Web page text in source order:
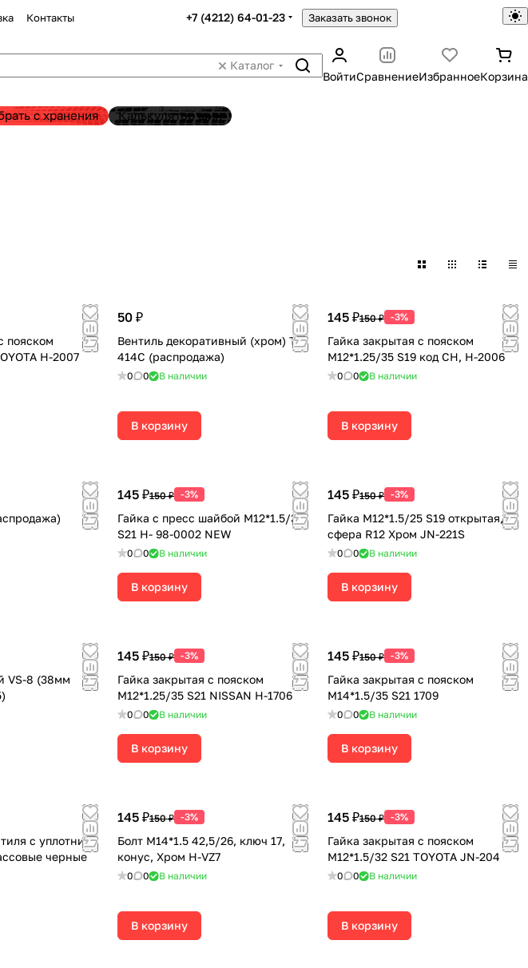
Контакты +7 (4212) 64-01-23 Заказать звонок
Каталог
ВойтиСравнениеИзбранноеКорзина
с хранения Калькулятор шин
пояском
H-2007
50 ₽
Вентиль декоративный (хром) TR
414С (распродажа)
0 0 В наличии
В корзину
145 ₽150 ₽ -3%
Гайка закрытая с пояском
М12*1.25/35 S19 код CH, H-2006
0 0 В наличии
В корзину
145 ₽150 ₽ -3%
Гайка с пресс шайбой М12*1.5/37
S21 H- 98-0002 NEW
0 0 В наличии
В корзину
145 ₽150 ₽ -3%
Гайка М12*1.5/25 S19 открытая,
сфера R12 Хром JN-221S
0 0 В наличии
В корзину
VS-8 (38мм
145 ₽150 ₽ -3%
Гайка закрытая с пояском
М12*1.25/35 S21 NISSAN H-1706
0 0 В наличии
В корзину
145 ₽150 ₽ -3%
Гайка закрытая с пояском
М14*1.5/35 S21 1709
0 0 В наличии
В корзину
с уплотнит.
черные
145 ₽150 ₽ -3%
Болт M14*1.5 42,5/26, ключ 17,
конус, Хром H-VZ7
0 0 В наличии
В корзину
145 ₽150 ₽ -3%
Гайка закрытая с пояском
М12*1.5/32 S21 TOYOTA JN-204
0 0 В наличии
В корзину